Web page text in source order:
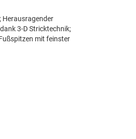
Herausragender
3-D Stricktechnik;
mit feinster